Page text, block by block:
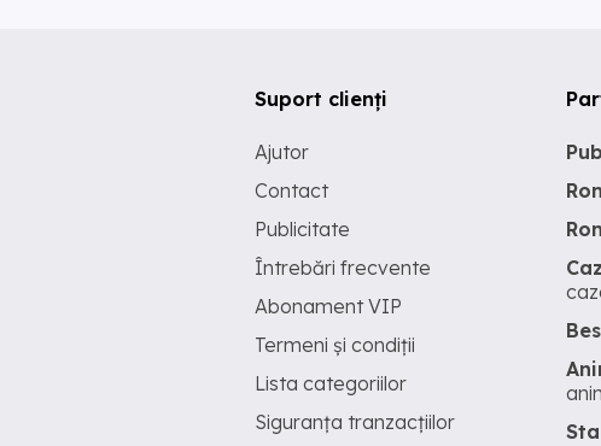
Suport clienți
Ajutor
Contact
Publicitate
Întrebări frecvente
Abonament VIP
Termeni și condiții
Lista categoriilor
Siguranța tranzacțiilor